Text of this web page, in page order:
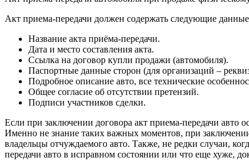
Акт приема-передачи должен содержать следующие
Название акта приёма-передачи.
Дата и место составления акта.
Ссылка на договор купли продажи (автомобиля).
Паспортные данные сторон (для организаций –
Подробное описание авто, все технические
Общее согласие об отсутствии претензий.
Подписи участников сделки.
Если при заключении договора акт приема-передачи авто
Именно не знание таких важных моментов, при
владельцы отчуждаемого авто. Также, не редки случаи,
передачи авто в исправном состоянии или что еще хуже,